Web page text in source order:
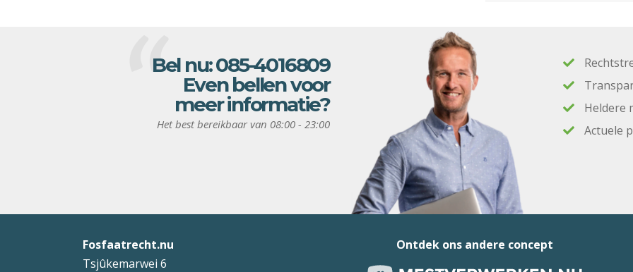
Bel nu:085-4016809
Even bellen voor
meer informatie?
Het best bereikbaar van 08:00 - 23:00
Heldere
Actuele
Fosfaatrecht.nu
Tsjûkemarwei 6
Ontdek ons andere concept